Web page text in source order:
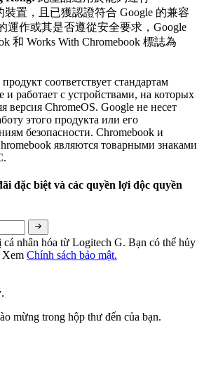
裝置，且已獲認證符合 Google 的兼容
運作或其是否遵從安全要求，Google
和 Works With Chromebook 標誌為
соответствует стандартам
и работает с устройствами, на которых
версия ChromeOS. Google не несет
этого продукта или его
безопасности. Chromebook и
являются товарными знаками
đặc biệt và các quyền lợi độc quyền
nhân hóa từ Logitech G. Bạn có thể hủy
Xem Chính sách bảo mật.
mừng trong hộp thư đến của bạn.